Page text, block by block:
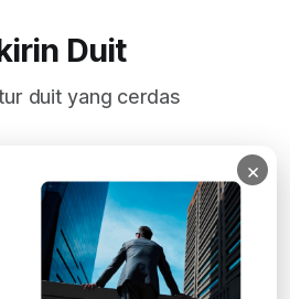
Duit
duit yang cerdas
Subscribe
×